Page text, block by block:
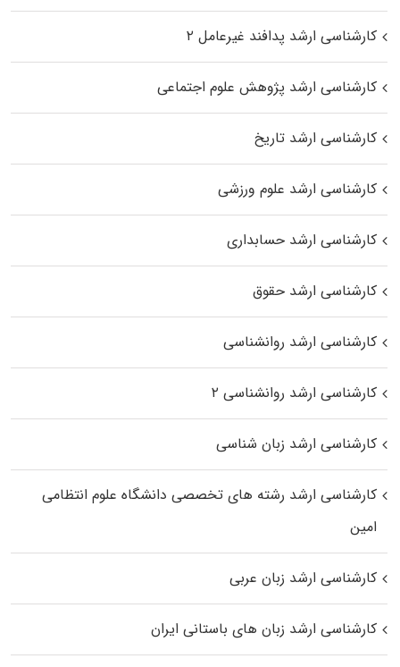
کارشناسی ارشد پدافند غیرعامل ۲
کارشناسی ارشد پژوهش علوم اجتماعی
کارشناسی ارشد تاریخ
کارشناسی ارشد علوم ورزشی
کارشناسی ارشد حسابداری
کارشناسی ارشد حقوق
کارشناسی ارشد روانشناسی
کارشناسی ارشد روانشناسی ۲
کارشناسی ارشد زبان شناسی
کارشناسی ارشد رﺷﺘﻪ ﻫﺎی تخصصی داﻧﺸﮕﺎه ﻋﻠﻮم انتظامی
اﻣﻴﻦ
کارشناسی ارشد زبان عربی
کارشناسی ارشد زبان‌ های باستانی ایران